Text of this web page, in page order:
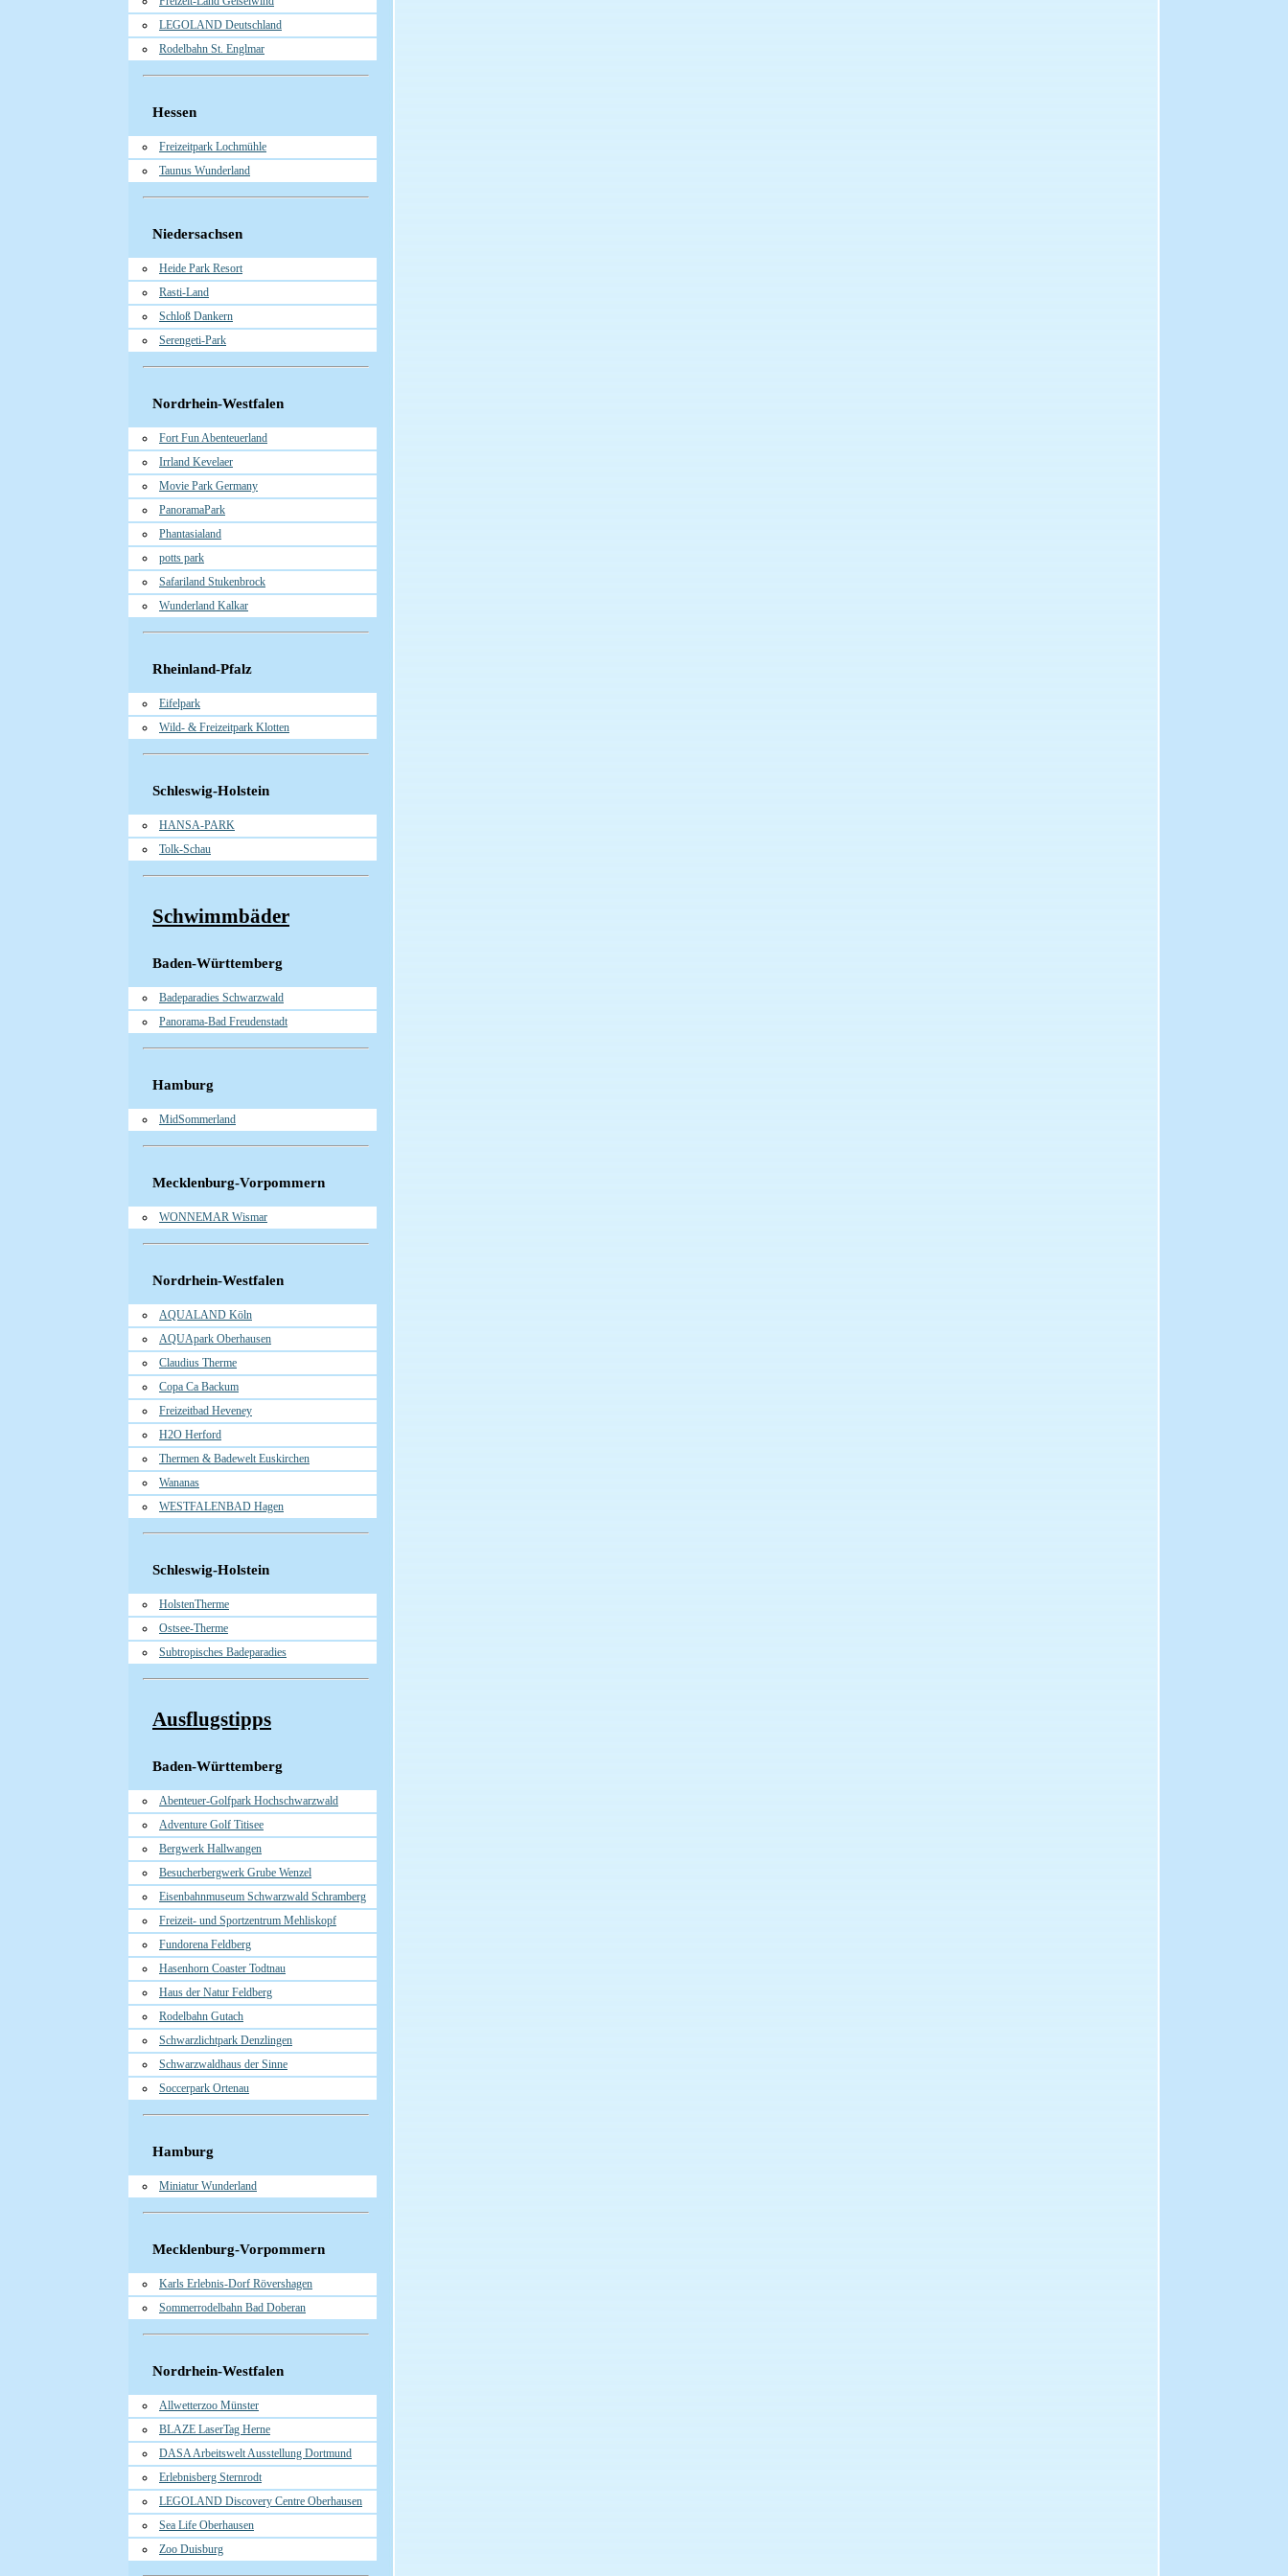
LEGOLAND Deutschland
Rodelbahn St. Englmar
Hessen
Freizeitpark Lochmühle
Taunus Wunderland
Niedersachsen
Heide Park Resort
Rasti-Land
Schloß Dankern
Serengeti-Park
Nordrhein-Westfalen
Fort Fun Abenteuerland
Irrland Kevelaer
Movie Park Germany
PanoramaPark
Phantasialand
potts park
Safariland Stukenbrock
Wunderland Kalkar
Rheinland-Pfalz
Eifelpark
Wild- & Freizeitpark Klotten
Schleswig-Holstein
HANSA-PARK
Tolk-Schau
Schwimmbäder
Baden-Württemberg
Badeparadies Schwarzwald
Panorama-Bad Freudenstadt
Hamburg
MidSommerland
Mecklenburg-Vorpommern
WONNEMAR Wismar
Nordrhein-Westfalen
AQUALAND Köln
AQUApark Oberhausen
Claudius Therme
Copa Ca Backum
Freizeitbad Heveney
H2O Herford
Thermen & Badewelt Euskirchen
Wananas
WESTFALENBAD Hagen
Schleswig-Holstein
HolstenTherme
Ostsee-Therme
Subtropisches Badeparadies
Ausflugstipps
Baden-Württemberg
Abenteuer-Golfpark Hochschwarzwald
Adventure Golf Titisee
Bergwerk Hallwangen
Besucherbergwerk Grube Wenzel
Eisenbahnmuseum Schwarzwald Schramberg
Freizeit- und Sportzentrum Mehliskopf
Fundorena Feldberg
Hasenhorn Coaster Todtnau
Haus der Natur Feldberg
Rodelbahn Gutach
Schwarzlichtpark Denzlingen
Schwarzwaldhaus der Sinne
Soccerpark Ortenau
Hamburg
Miniatur Wunderland
Mecklenburg-Vorpommern
Karls Erlebnis-Dorf Rövershagen
Sommerrodelbahn Bad Doberan
Nordrhein-Westfalen
Allwetterzoo Münster
BLAZE LaserTag Herne
DASA Arbeitswelt Ausstellung Dortmund
Erlebnisberg Sternrodt
LEGOLAND Discovery Centre Oberhausen
Sea Life Oberhausen
Zoo Duisburg